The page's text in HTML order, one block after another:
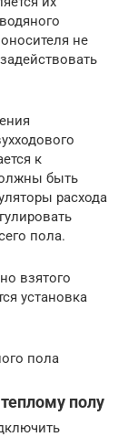
не
к
быть
расхода
пола.
взятого
установка
пола
полу